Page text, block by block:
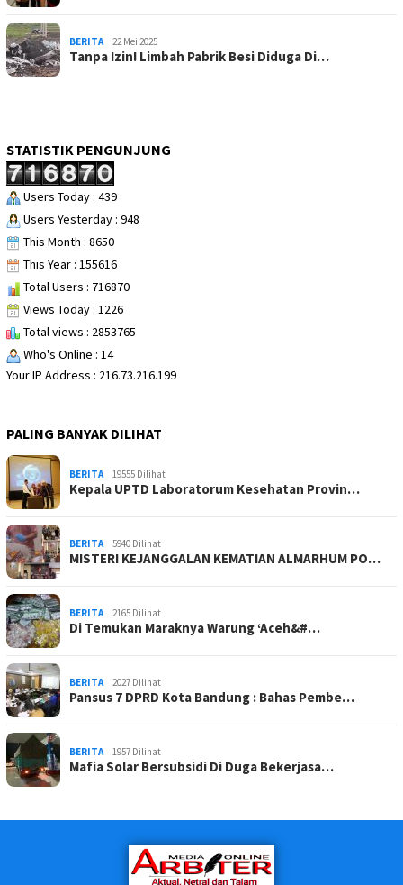
BERITA 22 Mei 2025
Tanpa Izin! Limbah Pabrik Besi Diduga Di…
STATISTIK PENGUNJUNG
Users Today : 439
Users Yesterday : 948
This Month : 8650
This Year : 155616
Total Users : 716870
Views Today : 1226
Total views : 2853765
Who's Online : 14
Your IP Address : 216.73.216.199
PALING BANYAK DILIHAT
BERITA 19555 Dilihat
Kepala UPTD Laboratorum Kesehatan Provin…
BERITA 5940 Dilihat
MISTERI KEJANGGALAN KEMATIAN ALMARHUM PO…
BERITA 2165 Dilihat
Di Temukan Maraknya Warung ‘Aceh&#…
BERITA 2027 Dilihat
Pansus 7 DPRD Kota Bandung : Bahas Pembe…
BERITA 1957 Dilihat
Mafia Solar Bersubsidi Di Duga Bekerjasa…